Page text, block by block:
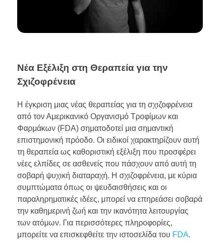
Νέα Εξέλιξη στη Θεραπεία για την
Σχιζοφρένεια
Η έγκριση μιας νέας θεραπείας για τη σχιζοφρένεια
από τον Αμερικανικό Οργανισμό Τροφίμων και
Φαρμάκων (FDA) σηματοδοτεί μια σημαντική
επιστημονική πρόοδο. Οι ειδικοί χαρακτηρίζουν αυτή
τη θεραπεία ως καθοριστική εξέλιξη που προσφέρει
νέες ελπίδες σε ασθενείς που πάσχουν από αυτή τη
σοβαρή ψυχική διαταραχή. Η σχιζοφρένεια, με κύρια
συμπτώματα όπως οι ψευδαισθήσεις και οι
παραληρηματικές ιδέες, μπορεί να επηρεάσει σοβαρά
την καθημερινή ζωή και την ικανότητα λειτουργίας
των ατόμων. Για περισσότερες πληροφορίες,
μπορείτε να επισκεφθείτε την ιστοσελίδα του FDA.